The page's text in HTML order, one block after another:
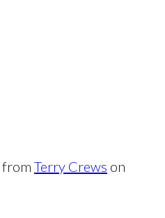
from Terry Crews on